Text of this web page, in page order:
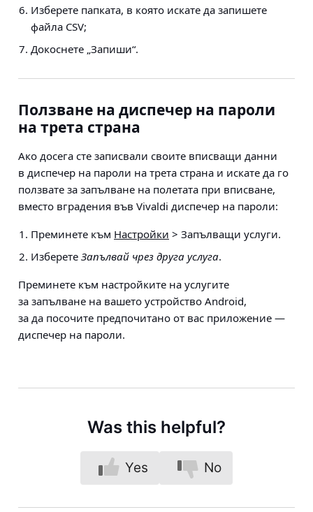
Изберете папката, в която искате да запишете
файла CSV;
Докоснете „Запиши“.
Ползване на диспечер на пароли
на трета страна
Ако досега сте записвали своите вписващи данни
в диспечер на пароли на трета страна и искате да го
ползвате за запълване на полетата при вписване,
вместо вградения във Vivaldi диспечер на пароли:
Преминете към Настройки > Запълващи услуги.
Изберете Запълвай чрез друга услуга.
Преминете към настройките на услугите
за запълване на вашето устройство Android,
за да посочите предпочитано от вас приложение —
диспечер на пароли.
Was this helpful?
Yes No